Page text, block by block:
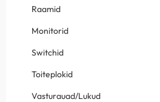
Raamid
Monitorid
Switchid
Toiteplokid
Vasturauad/Lukud